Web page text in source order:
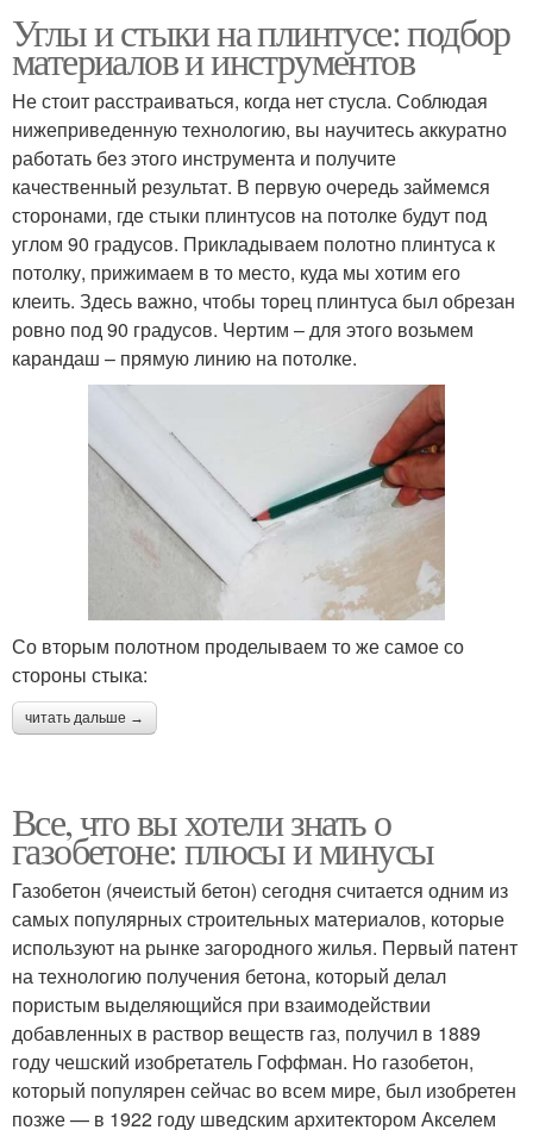
Углы и стыки на плинтусе: подбор
материалов и инструментов
Не стоит расстраиваться, когда нет стусла. Соблюдая
нижеприведенную технологию, вы научитесь аккуратно
работать без этого инструмента и получите
качественный результат. В первую очередь займемся
сторонами, где стыки плинтусов на потолке будут под
углом 90 градусов. Прикладываем полотно плинтуса к
потолку, прижимаем в то место, куда мы хотим его
клеить. Здесь важно, чтобы торец плинтуса был обрезан
ровно под 90 градусов. Чертим – для этого возьмем
карандаш – прямую линию на потолке.
Со вторым полотном проделываем то же самое со
стороны стыка:
читать дальше →
Все, что вы хотели знать о
газобетоне: плюсы и минусы
Газобетон (ячеистый бетон) сегодня считается одним из
самых популярных строительных материалов, которые
используют на рынке загородного жилья. Первый патент
на технологию получения бетона, который делал
пористым выделяющийся при взаимодействии
добавленных в раствор веществ газ, получил в 1889
году чешский изобретатель Гоффман. Но газобетон,
который популярен сейчас во всем мире, был изобретен
позже — в 1922 году шведским архитектором Акселем